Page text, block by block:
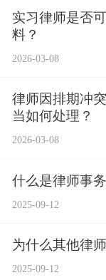
实习律师是否
料？
2026-03-08
律师因排期冲
当如何处理？
2026-03-08
什么是律师事
2025-09-12
为什么其他律
2025-09-12